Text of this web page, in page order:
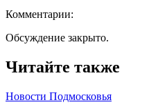
Комментарии:
Обсуждение закрыто.
Читайте также
Новости Подмосковья